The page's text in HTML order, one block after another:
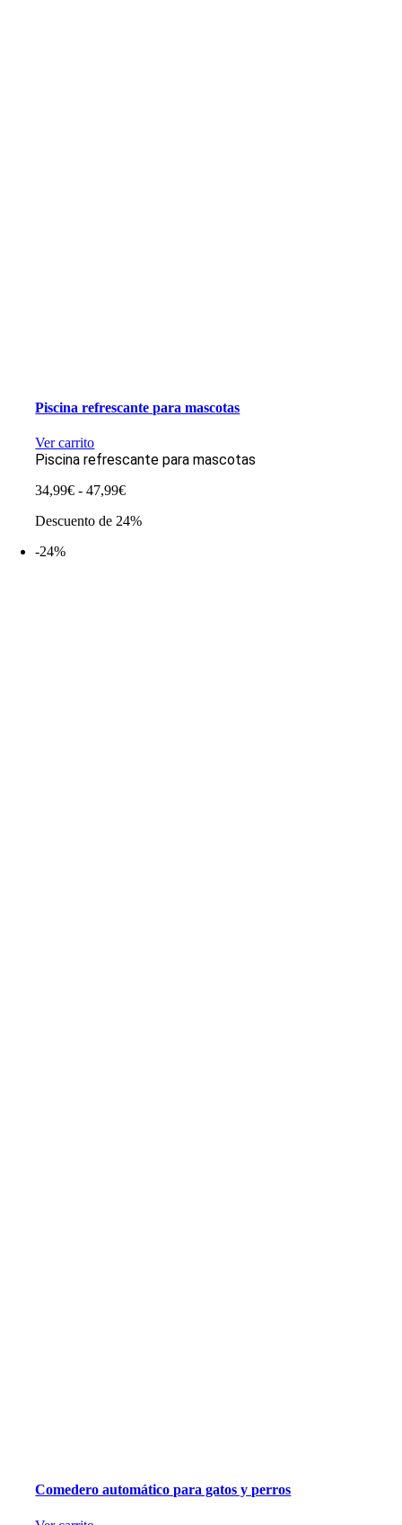
Piscina refrescante para mascotas
Ver carrito
Piscina refrescante para mascotas
34,99€ - 47,99€Rango
precios:
Descuento de 24%
-24%
Comedero automático para gatos y perros